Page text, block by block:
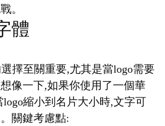
。
體
擇至關重要,尤其是當logo需要
像一下,如果你使用了一個華
縮小到名片大小時,文字可
關鍵考慮點: